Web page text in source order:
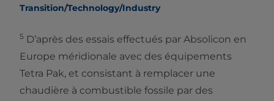
Transition/Technology/Industry
5 D’après des essais effectués par Absolicon en
Europe méridionale avec des équipements
Tetra Pak, et consistant à remplacer une
chaudière à combustible fossile par des